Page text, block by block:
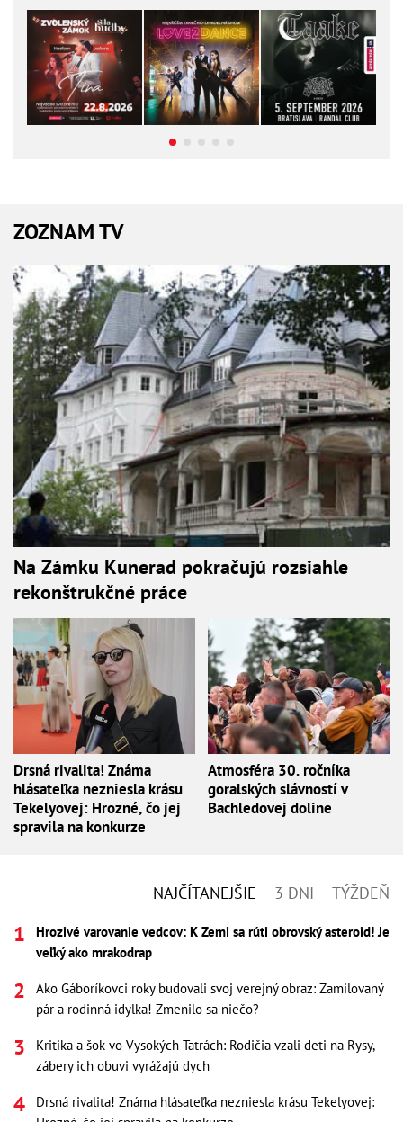
ZOZNAM TV
Na Zámku Kunerad pokračujú rozsiahle
rekonštrukčné práce
Drsná rivalita! Známa
hlásateľka nezniesla krásu
Tekelyovej: Hrozné, čo jej
spravila na konkurze
Atmosféra 30. ročníka
goralských slávností v
Bachledovej doline
NAJČÍTANEJŠIE 3 DNI TÝŽDEŇ
Hrozivé varovanie vedcov: K Zemi sa rúti obrovský asteroid! Je
veľký ako mrakodrap
Ako Gáboríkovci roky budovali svoj verejný obraz: Zamilovaný
pár a rodinná idylka! Zmenilo sa niečo?
Kritika a šok vo Vysokých Tatrách: Rodičia vzali deti na Rysy,
zábery ich obuvi vyrážajú dych
Drsná rivalita! Známa hlásateľka nezniesla krásu Tekelyovej: